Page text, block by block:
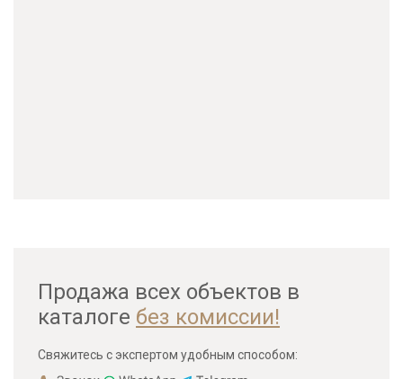
Продажа всех объектов в
каталоге без комиссии!
Свяжитесь с экспертом удобным способом: